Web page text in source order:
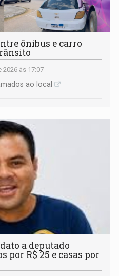
ônibus e carro
às 17:07
ao local
a deputado
por R$ 25 e casas por